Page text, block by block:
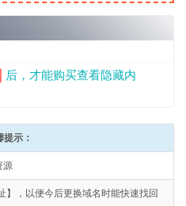
后，才能购买查看隐藏内
提示：
源
，以便今后更换域名时能快速找回